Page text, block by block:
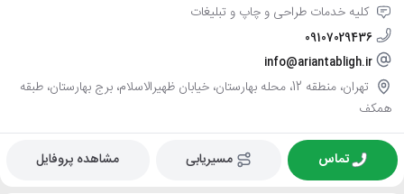
کلیه خدمات طراحی و چاپ و تبلیغات
09107029436
info@ariantabligh.ir
تهران، منطقه 12، محله بهارستان، خیابان ظهیرالاسلام، برج بهارستان، طبقه
همکف
تماس مسیریابی مشاهده پروفایل